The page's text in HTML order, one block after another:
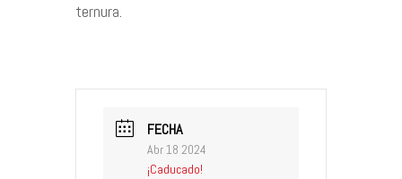
ternura.
FECHA
Abr 18 2024
¡Caducado!